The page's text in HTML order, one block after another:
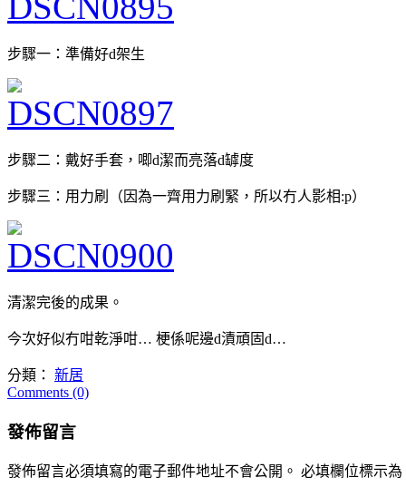
步驟一：準備好d架生
步驟二：戴好手套，唧d潔而亮落d罅度
步驟三：用力刷（因為一齊用力刷緊，所以冇人影相:p）
清潔完後的成果。
今次好似冇咁乾淨咁… 梗係呢邊d漬頑固d…
分類： 新居
Comments (0)
發佈留言
發佈留言必須填寫的電子郵件地址不會公開。 必填欄位標示為